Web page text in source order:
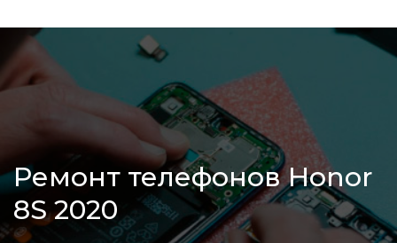
Ремонт телефонов Honor
8S 2020